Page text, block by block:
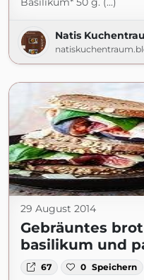
Natis
29 August 2014
Gebräuntes
basilikum und
67 0 Speichern